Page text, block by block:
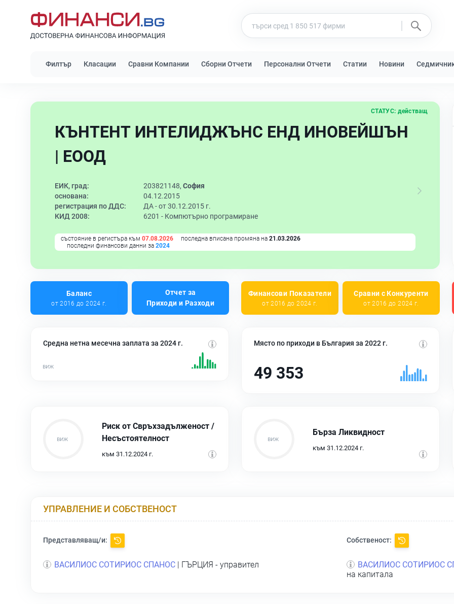
Филтър Класации Сравни Компании Сборни Отчети Персонални Отчети Статии Новини
КЪНТЕНТ ИНТЕЛИДЖЪНС ЕНД ИНОВЕЙШЪН
| ЕООД
СТАТУС: действащ
ЕИК, град: 203821148, София
основана:
04.12.2015
регистрация по ДДС:
ДА - от 30.12.2015 г.
КИД 2008:
6201 - Компютърно програмиране
състояние в регистъра към 07.08.2026 последна вписана промяна на 21.03.2026
последни финансови данни за 2024
Баланс
от 2016 до 2024 г.
Отчет за
Приходи и Разходи
Финансови Показатели
от 2016 до 2024 г.
Сравни с Конкуренти
от 2016 до 2024 г.
Средна нетна месечна заплата за 2024 г. Място по приходи в България за 2022 г.
49 353
Риск от Свръхзадълженост /
Несъстоятелност
към 31.12.2024 г.
Бърза Ликвидност
към 31.12.2024 г.
УПРАВЛЕНИЕ И СОБСТВЕНОСТ
Представляващ/и:
ВАСИЛИОС СОТИРИОС СПАНОС | ГЪРЦИЯ - управител
Собственост:
ВАСИЛИОС СОТИРИОС
на капитала